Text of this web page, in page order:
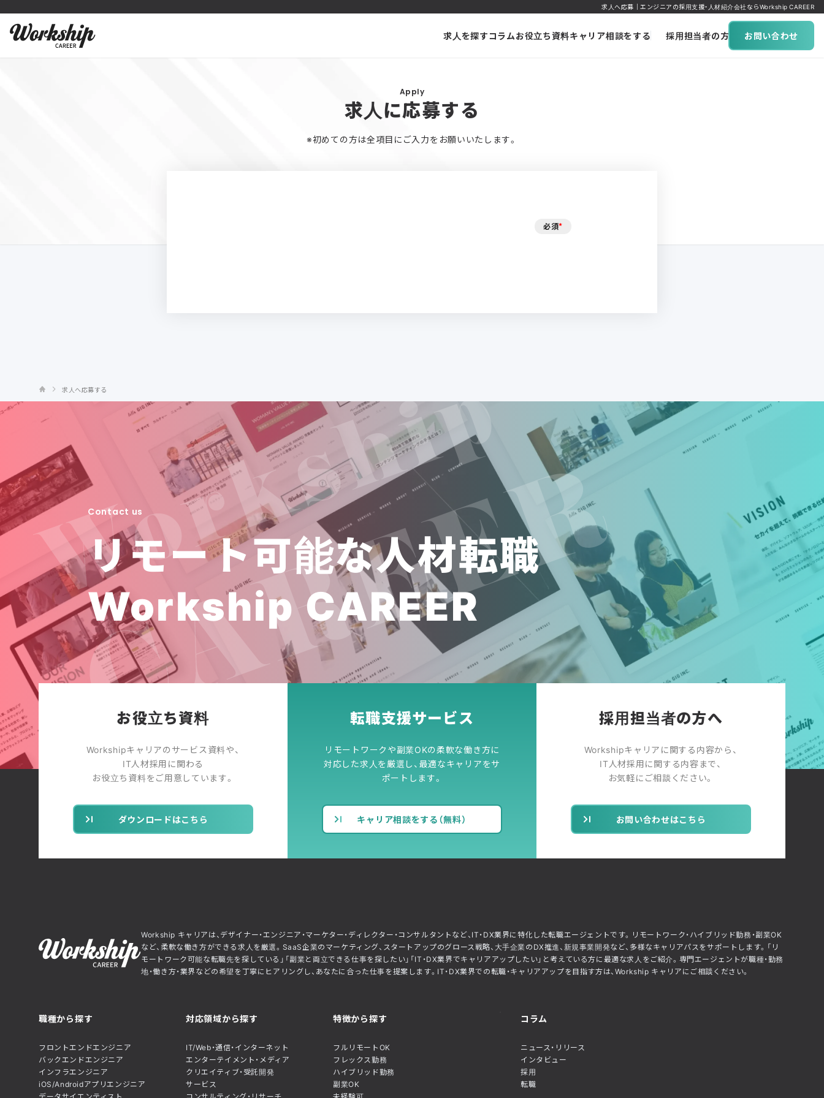
求人へ応募｜エンジニアの採用支援・人材紹介会社ならWorkship CAREER
求人を探すコラムお役立ち資料キャリア相談をする 採用担当者の方へ お問い合わせ
Apply
求人に応募する
※初めての方は全項目にご入力をお願いいたします。
必須*
求人へ応募する
Contact us
リモート可能な人材転職
Workship CAREER
お役立ち資料
Workshipキャリアのサービス資料や、
IT人材採用に関わる
お役立ち資料をご用意しています。
ダウンロードはこちら
転職支援サービス
リモートワークや副業OKの柔軟な働き方に
対応した求人を厳選し、最適なキャリアをサ
ポートします。
キャリア相談をする（無料）
採用担当者の方へ
Workshipキャリアに関する内容から、
IT人材採用に関する内容まで、
お気軽にご相談ください。
お問い合わせはこちら
Workship キャリアは、デザイナー・エンジニア・マーケター・ディレクター・コンサルタントなど、IT・DX業界に特化した転職エージェントです。リモートワーク・ハイブリッド勤務・副業OK
など、柔軟な働き方ができる求人を厳選。SaaS企業のマーケティング、スタートアップのグロース戦略、大手企業のDX推進、新規事業開発など、多様なキャリアパスをサポートします。「リ
モートワーク可能な転職先を探している」「副業と両立できる仕事を探したい」「IT・DX業界でキャリアアップしたい」と考えている方に最適な求人をご紹介。専門エージェントが職種・勤務
地・働き方・業界などの希望を丁寧にヒアリングし、あなたに合った仕事を提案します。IT・DX業界での転職・キャリアアップを目指す方は、Workship キャリアにご相談ください。
職種から探す
フロントエンドエンジニア
バックエンドエンジニア
インフラエンジニア
iOS/Androidアプリエンジニア
対応領域から探す
IT/Web・通信・インターネット
エンターテイメント・メディア
クリエイティブ・受託開発
サービス
特徴から探す
フルリモートOK
フレックス勤務
ハイブリッド勤務
副業OK
コラム
ニュース・リリース
インタビュー
採用
転職